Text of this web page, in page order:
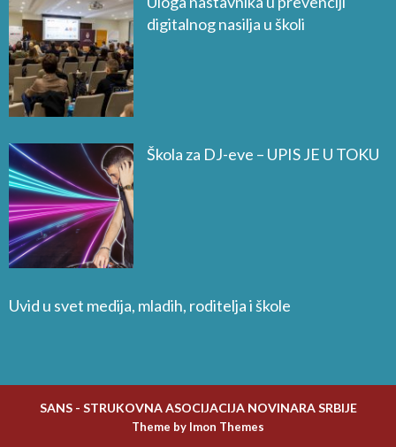
digitalnog nasilja u školi
Škola za DJ-eve – UPIS JE U TOKU
Uvid u svet medija, mladih, roditelja i škole
SANS - STRUKOVNA ASOCIJACIJA NOVINARA SRBIJE
Theme by Imon Themes